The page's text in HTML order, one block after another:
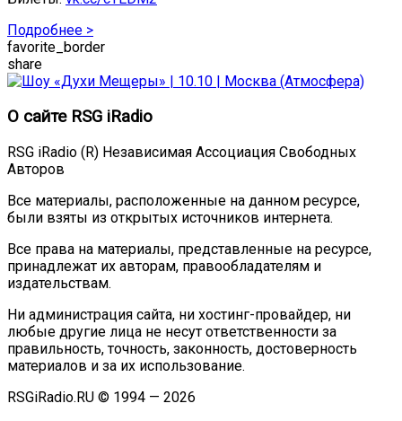
Подробнее >
favorite_border
share
О сайте RSG iRadio
RSG iRadio (R) Независимая Ассоциация Свободных
Авторов
Все материалы, расположенные на данном ресурсе,
были взяты из открытых источников интернета.
Все права на материалы, представленные на ресурсе,
принадлежат их авторам, правообладателям и
издательствам.
Ни администрация сайта, ни хостинг-провайдер, ни
любые другие лица не несут ответственности за
правильность, точность, законность, достоверность
материалов и за их использование.
RSGiRadio.RU © 1994 — 2026